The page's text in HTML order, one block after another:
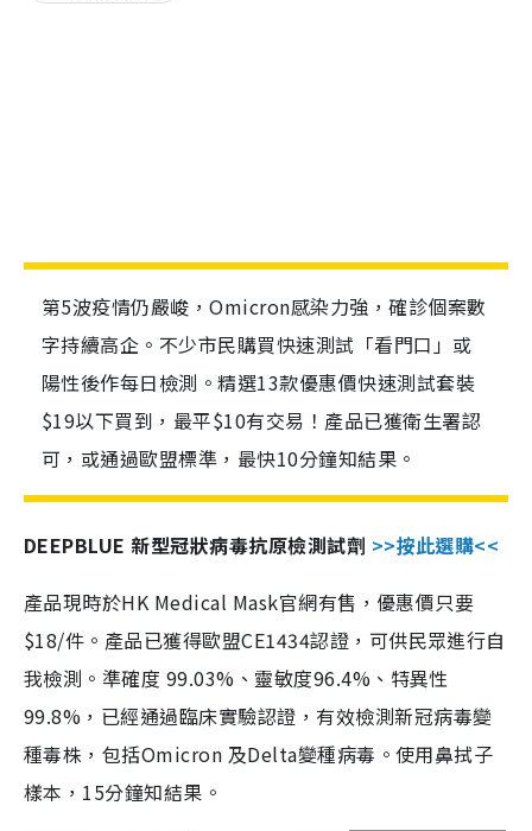
第5波疫情仍嚴峻，Omicron感染力強，確診個案數
字持續高企。不少市民購買快速測試「看門口」或
陽性後作每日檢測。精選13款優惠價快速測試套裝
$19以下買到，最平$10有交易！產品已獲衛生署認
可，或通過歐盟標準，最快10分鐘知結果。
DEEPBLUE 新型冠狀病毒抗原檢測試劑 >>按此選購<<
產品現時於HK Medical Mask官網有售，優惠價只要
$18/件。產品已獲得歐盟CE1434認證，可供民眾進行自
我檢測。準確度 99.03%、靈敏度96.4%、特異性
99.8%，已經通過臨床實驗認證，有效檢測新冠病毒變
種毒株，包括Omicron 及Delta變種病毒。使用鼻拭子
樣本，15分鐘知結果。